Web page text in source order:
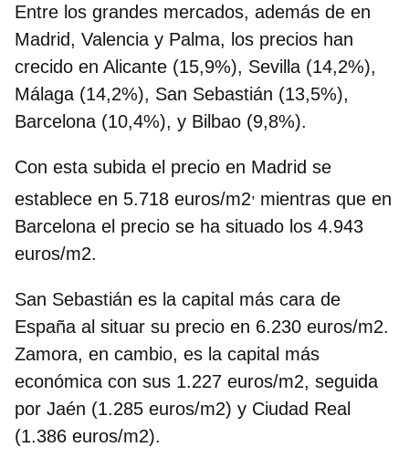
Entre los grandes mercados, además de en
Madrid, Valencia y Palma, los precios han
crecido en Alicante (15,9%), Sevilla (14,2%),
Málaga (14,2%), San Sebastián (13,5%),
Barcelona (10,4%), y Bilbao (9,8%).
Con esta subida el precio en Madrid se
establece en 5.718 euros/m2, mientras que en
Barcelona el precio se ha situado los 4.943
euros/m2.
San Sebastián es la capital más cara de
España al situar su precio en 6.230 euros/m2.
Zamora, en cambio, es la capital más
económica con sus 1.227 euros/m2, seguida
por Jaén (1.285 euros/m2) y Ciudad Real
(1.386 euros/m2).